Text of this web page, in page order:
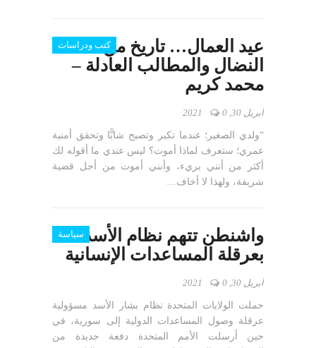
كتب ودراساتعيد العمال… تاريخ من
النضال والمطالب العادلة –
محمد كريم
أبريل 30, 2021 0
“ولدي الصغير؛ عندما تكبر وتصبح شابًّا وتحقق أمنية
عمري؛ ستعرف لماذا أموت؟ ليس عندي ما أقوله لك
أكثر من أنني بريء، وأنني أموت من أجل قضية
شريفة، ولهذا لا أخاف…
سياسة واشنطن تتهم نظام الأسد
بعرقلة المساعدات الإنسانية
أبريل 30, 2021 0
حملت الولايات المتحدة نظام بشار الأسد مسؤولية
عرقلة وصول المساعدات الدولية إلى سورية، في
حين أرسلت الأمم المتحدة دفعة جديدة من